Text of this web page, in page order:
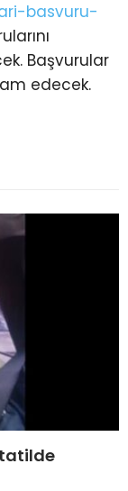
basvuru-
Başvurular
edecek.